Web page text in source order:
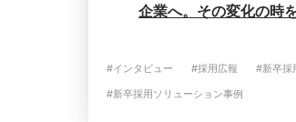
企業へ。その変化の時
#インタビュー #採用広報
#新卒採
#新卒採用ソリューション事例